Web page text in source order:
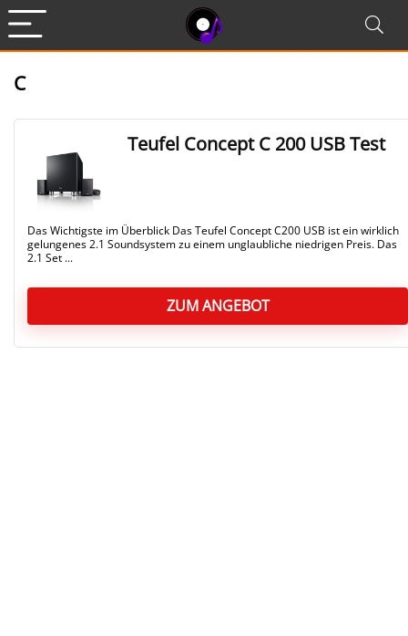
C
Teufel Concept C 200 USB Test
Das Wichtigste im Überblick Das Teufel Concept C200 USB ist ein wirklich
gelungenes 2.1 Soundsystem zu einem unglaubliche niedrigen Preis. Das
2.1 Set ...
ZUM ANGEBOT